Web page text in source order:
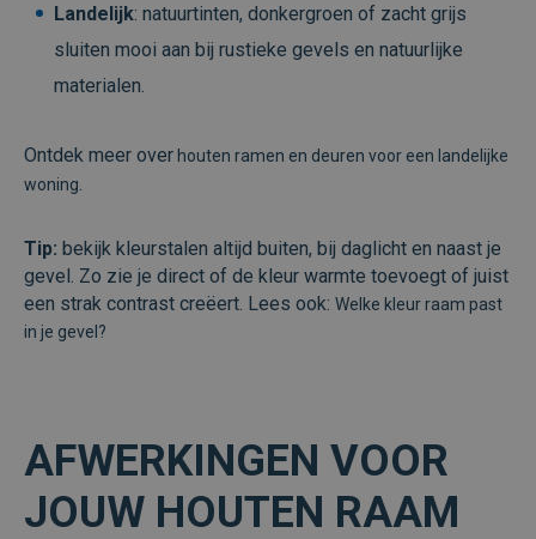
Landelijk: natuurtinten, donkergroen of zacht grijs
sluiten mooi aan bij rustieke gevels en natuurlijke
materialen.
Ontdek meer over houten ramen en deuren voor een landelijke
woning.
Tip: bekijk kleurstalen altijd buiten, bij daglicht en naast je
gevel. Zo zie je direct of de kleur warmte toevoegt of juist
een strak contrast creëert. Lees ook: Welke kleur raam past
in je gevel?
AFWERKINGEN VOOR
JOUW HOUTEN RAAM